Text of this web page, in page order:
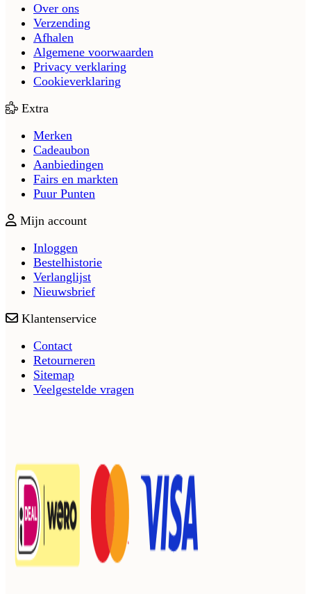
Over ons
Verzending
Afhalen
Algemene voorwaarden
Privacy verklaring
Cookieverklaring
Extra
Merken
Cadeaubon
Aanbiedingen
Fairs en markten
Puur Punten
Mijn account
Inloggen
Bestelhistorie
Verlanglijst
Nieuwsbrief
Klantenservice
Contact
Retourneren
Sitemap
Veelgestelde vragen